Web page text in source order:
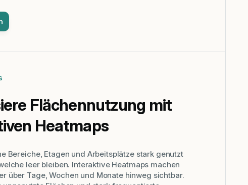
Flächennutzung mit
Heatmaps
Bereiche, Etagen und Arbeitsplätze stark genutzt
leer bleiben. Interaktive Heatmaps machen
über Tage, Wochen und Monate hinweg sichtbar.